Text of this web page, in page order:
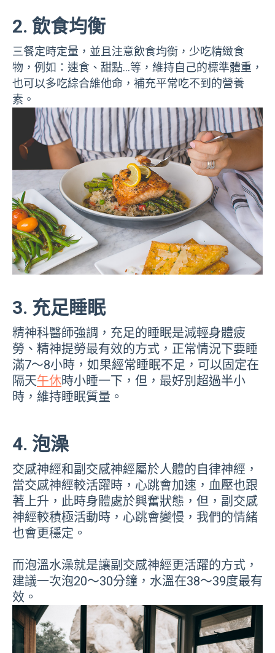
2. 飲食均衡
三餐定時定量，並且注意飲食均衡，少吃精緻食
物，例如：速食、甜點…等，維持自己的標準體重，
也可以多吃綜合維他命，補充平常吃不到的營養
素。
3. 充足睡眠
精神科醫師強調，充足的睡眠是減輕身體疲
勞、精神提勞最有效的方式，正常情況下要睡
滿7～8小時，如果經常睡眠不足，可以固定在
隔天午休時小睡一下，但，最好別超過半小
時，維持睡眠質量。
4. 泡澡
交感神經和副交感神經屬於人體的自律神經，
當交感神經較活躍時，心跳會加速，血壓也跟
著上升，此時身體處於興奮狀態，但，副交感
神經較積極活動時，心跳會變慢，我們的情緒
也會更穩定。
而泡溫水澡就是讓副交感神經更活躍的方式，
建議一次泡20～30分鐘，水溫在38～39度最有
效。